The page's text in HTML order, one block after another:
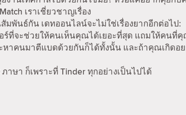
เราเชี่ยวชาญเรื่อง
พันธ์กัน เดทออนไลน์จะไม่ใช่เรื่องยากอีกต่อไป:
ร์ที่จะช่วยให้คนเห็นคุณได้เยอะที่สุด แถมให้คน
าคนมาตีแบดด้วยกันก็ได้ทั้งนั้น และถ้าคุณเกิดอย
าษา ก็เพราะที่ Tinder ทุกอย่างเป็นไปได้